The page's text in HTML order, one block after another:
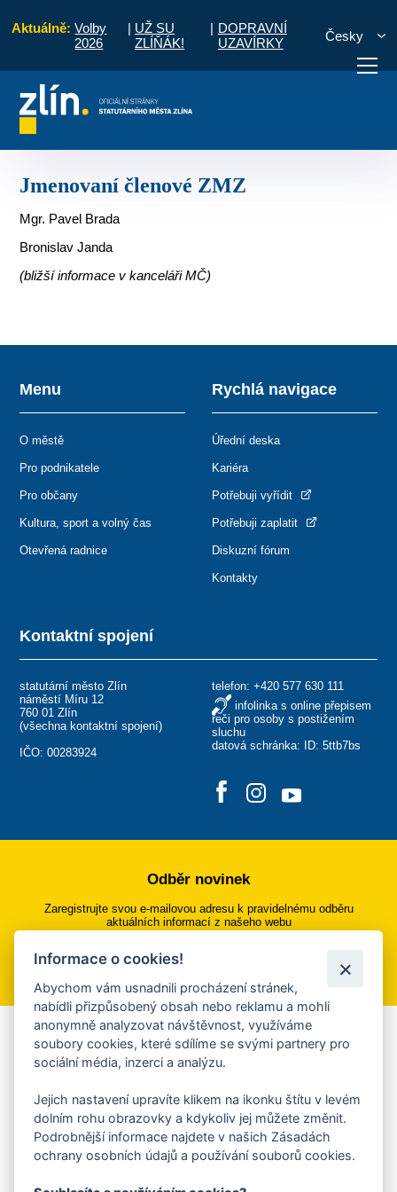
Aktuálně: Volby
2026
| UŽ SU
ZLÍŇÁK!
| DOPRAVNÍ
UZAVÍRKY
Česky
Jmenovaní členové ZMZ
Mgr. Pavel Brada
Bronislav Janda
(bližší informace v kanceláři MČ)
Kontaktní spojení
statutární město Zlín
náměstí Míru 12
760 01 Zlín
(všechna kontaktní spojení)
IČO: 00283924
telefon: +420 577 630 111
infolinka s online přepisem
řeči pro osoby s postižením
sluchu
datová schránka: ID: 5ttb7bs
Menu
O městě
Pro podnikatele
Pro občany
Kultura, sport a volný čas
Otevřená radnice
Rychlá navigace
Úřední deska
Kariéra
Potřebuji vyřídit
Potřebuji zaplatit
Diskuzní fórum
Kontakty
Odběr novinek
Zaregistrujte svou e-mailovou adresu k pravidelnému odběru
aktuálních informací z našeho webu
Přihlásit se k odběru
Aplikace Mobilní rozhlas
Chcete dostávat do svého mobilu či mailu upozornění na
ankety, pozvánky na kulturní a sportovní akce?
Více informací o aplikaci
Informace o cookies!
Abychom vám usnadnili procházení stránek,
nabídli přizpůsobený obsah nebo reklamu a mohli
anonymně analyzovat návštěvnost, využíváme
soubory cookies, které sdílíme se svými partnery pro
sociální média, inzerci a analýzu.
Jejich nastavení upravíte klikem na ikonku štítu v levém
dolním rohu obrazovky a kdykoliv jej můžete změnit.
Podrobnější informace najdete v našich Zásadách
ochrany osobních údajů a používání souborů cookies.